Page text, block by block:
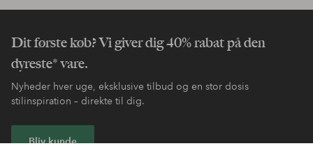
Dit første køb? Vi giver dig 40% rabat på den
dyreste* vare.
Nyheder hver uge, eksklusive tilbud og en stor dosis
stilinspiration – direkte til dig.
Bliv kunde